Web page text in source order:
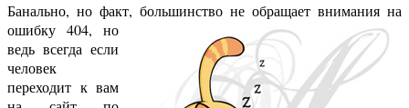
Банально, но факт, большинство не обращает внимания на
ошибку 404, но
ведь всегда если
человек
переходит к вам